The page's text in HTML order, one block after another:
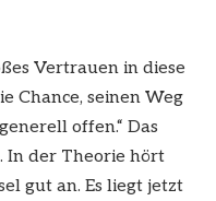
Vertrauen in diese
Chance, seinen Weg
offen.“ Das
In der Theorie hört
gut an. Es liegt jetzt